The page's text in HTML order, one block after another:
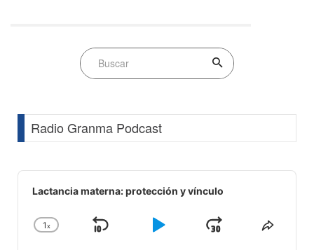
Radio Granma Podcast
Audio
Player
Lactancia materna: protección y vínculo
Change
1x
Skip
Play
JumpShare